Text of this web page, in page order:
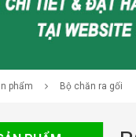
phẩm Bộ chăn ra gối